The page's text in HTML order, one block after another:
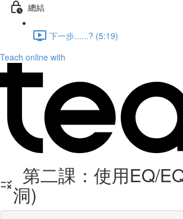
總結
下一步......? (5:19)
Teach online with
第二課：使用EQ/
洞)